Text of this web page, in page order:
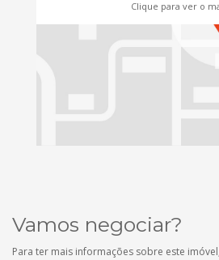
Clique para ver o
Vamos negociar?
Para ter mais informações sobre este